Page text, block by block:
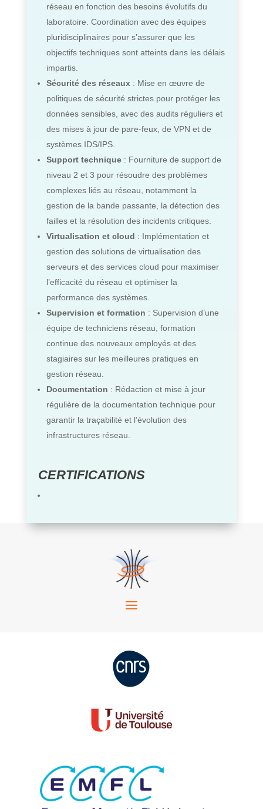
réseau en fonction des besoins évolutifs du
laboratoire. Coordination avec des équipes
pluridisciplinaires pour s’assurer que les
objectifs techniques sont atteints dans les délais
impartis.
Sécurité des réseaux: Mise en œuvre de
politiques de sécurité strictes pour protéger les
données sensibles, avec des audits réguliers et
des mises à jour de pare-feux, de VPN et de
systèmes IDS/IPS.
Support technique: Fourniture de support de
niveau 2 et 3 pour résoudre des problèmes
complexes liés au réseau, notamment la
gestion de la bande passante, la détection des
failles et la résolution des incidents critiques.
Virtualisation et cloud : Implémentation et
gestion des solutions de virtualisation des
serveurs et des services cloud pour maximiser
l’efficacité du réseau et optimiser la
performance des systèmes.
Supervision et formation : Supervision d’une
équipe de techniciens réseau, formation
continue des nouveaux employés et des
stagiaires sur les meilleures pratiques en
gestion réseau.
Documentation : Rédaction et mise à jour
régulière de la documentation technique pour
garantir la traçabilité et l’évolution des
infrastructures réseau.
CERTIFICATIONS